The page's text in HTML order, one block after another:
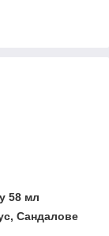
58 мл
Сандалове